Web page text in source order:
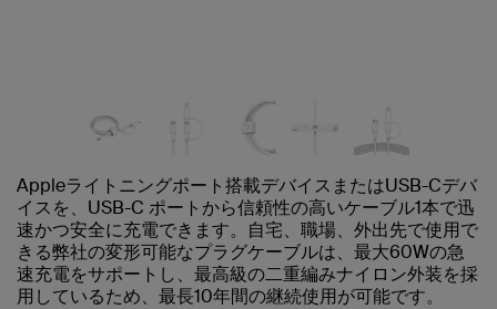
Appleライトニングポート搭載デバイスまたはUSB-Cデバ
イスを、USB-C ポートから信頼性の高いケーブル1本で迅
速かつ安全に充電できます。自宅、職場、外出先で使用で
きる弊社の変形可能なプラグケーブルは、最大60Wの急
速充電をサポートし、最高級の二重編みナイロン外装を採
用しているため、最長10年間の継続使用が可能です。